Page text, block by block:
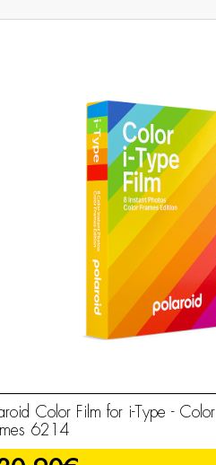
Color Film for i-Type - Color
6214